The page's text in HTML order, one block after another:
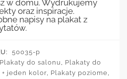
w domu. Wydrukujemy
oraz inspiracje.
napisy na plakat z
50035-p
Plakaty do salonu , Plakaty do
+ jeden kolor, Plakaty poziome,